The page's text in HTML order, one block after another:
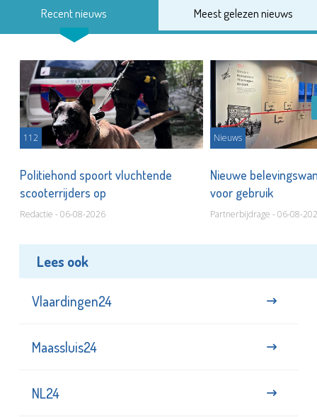
Recent nieuws Meest gelezen nieuws
112
Politiehond spoort vluchtende
scooterrijders op
Redactie - 06-08-2026
Nieuws
Nieuwe
voor gebruik
Partnerbijdrage - 06-08-
Lees ook
Vlaardingen24
Maassluis24
NL24